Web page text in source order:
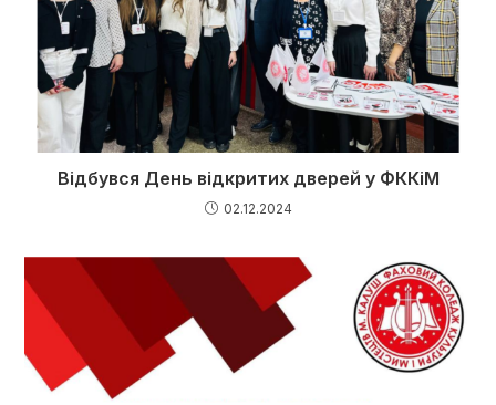
Відбувся День відкритих дверей у ФККіМ
02.12.2024